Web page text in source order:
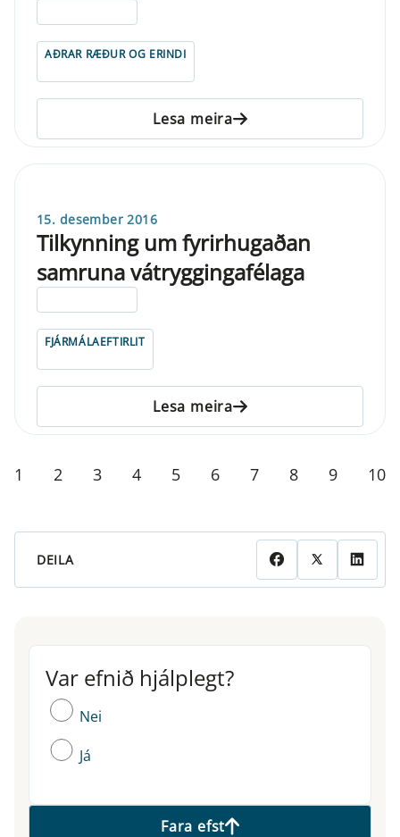
AÐRAR RÆÐUR OG ERINDI
Lesa meira
15. desember 2016
Tilkynning um fyrirhugaðan
samruna vátryggingafélaga
FJÁRMÁLAEFTIRLIT
Lesa meira
1 2 3 4 5 6 7 8 9 10
DEILA
Var efnið hjálplegt?
Var efnið hjálplegt?
Nei
Já
Fara efst